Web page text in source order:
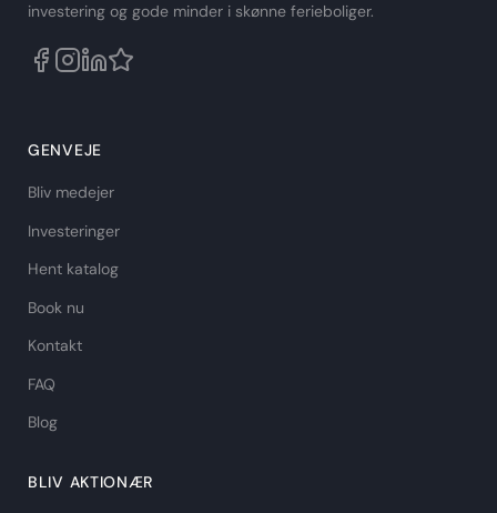
investering og gode minder i skønne ferieboliger.
GENVEJE
Bliv medejer
Investeringer
Hent katalog
Book nu
Kontakt
FAQ
Blog
BLIV AKTIONÆR